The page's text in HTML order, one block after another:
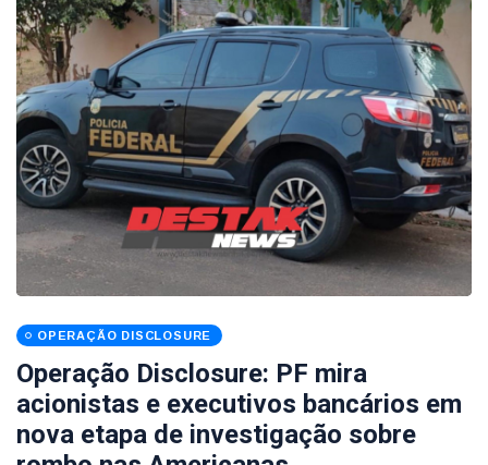
OPERAÇÃO DISCLOSURE
Operação Disclosure: PF mira
acionistas e executivos bancários em
nova etapa de investigação sobre